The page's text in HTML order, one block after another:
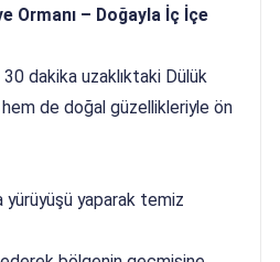
Ormanı – Doğayla İç İçe
dakika uzaklıktaki Dülük
de doğal güzellikleriyle ön
yürüyüşü yaparak temiz